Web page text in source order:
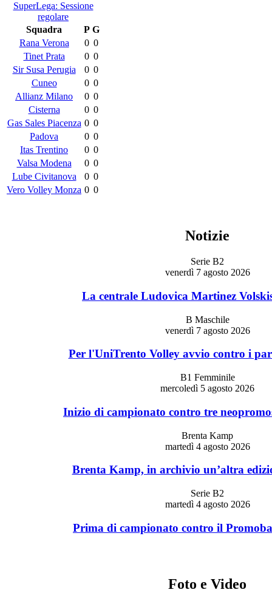
SuperLega: Sessione
regolare
Squadra
P G
Rana Verona
0 0
Tinet Prata
0 0
Sir Susa Perugia
0 0
Cuneo
0 0
Allianz Milano
0 0
Cisterna
0 0
Gas Sales Piacenza 0 0
Padova
0 0
Itas Trentino
0 0
Valsa Modena
0 0
Lube Civitanova
0 0
Vero Volley Monza 0 0
Notizie
Serie B2
venerdì 7 agosto 2026
La centrale Ludovica Martinez
B Maschile
venerdì 7 agosto 2026
Per l'UniTrento Volley avvio contro i
B1 Femminile
mercoledì 5 agosto 2026
Inizio di campionato contro tre
Brenta Kamp
martedì 4 agosto 2026
Brenta Kamp, in archivio un’altra
Serie B2
martedì 4 agosto 2026
Prima di campionato contro il
Foto e Video